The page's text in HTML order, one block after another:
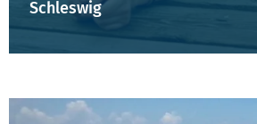
Schleswig